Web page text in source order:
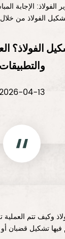
الفولاذ: الإجابة
الفولاذ؟
والتطبيقات
04-13
وكيف تتم